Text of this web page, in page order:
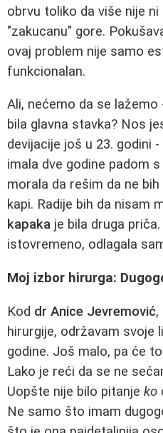
obrvu toliko da više nije
"zakucanu" gore.
ovaj problem nije samo
funkcionalan.
Ali, nećemo da se
bila glavna stavka? Nos
devijacije još u 23. godini
imala dve godine padom
morala da rešim da ne
kapi. Radije bih da nisam
kapaka je bila druga
istovremeno, odlagala
Moj izbor hirurga:
Kod dr Anice Jevremović,
hirurgije, održavam svoje
godine. Još malo, pa će
Lako je reći da se ne
Uopšte nije bilo pitanje ko
Ne samo što imam